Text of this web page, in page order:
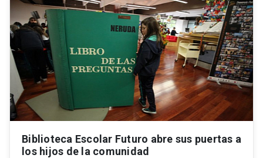
Biblioteca Escolar Futuro abre sus puertas a
los hijos de la comunidad